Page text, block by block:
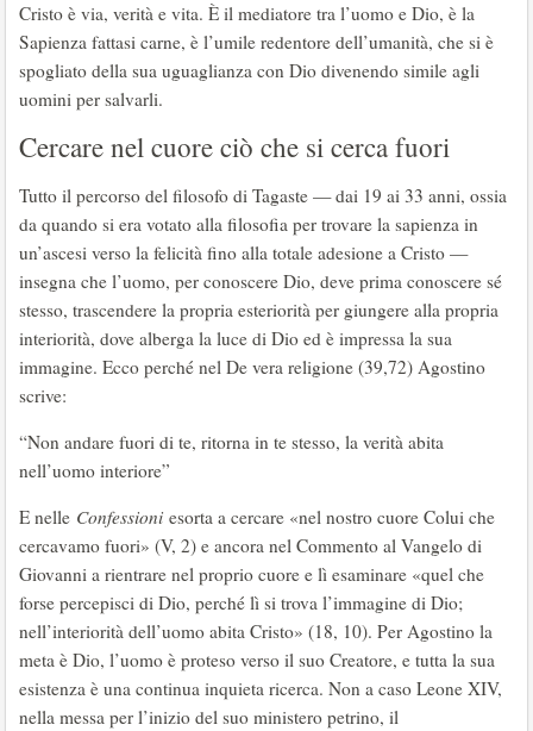
Cristo è via, verità e vita. È il mediatore tra l’uomo e Dio, è la
Sapienza fattasi carne, è l’umile redentore dell’umanità, che si è
spogliato della sua uguaglianza con Dio divenendo simile agli
uomini per salvarli.
Cercare nel cuore ciò che si cerca fuori
Tutto il percorso del filosofo di Tagaste — dai 19 ai 33 anni, ossia
da quando si era votato alla filosofia per trovare la sapienza in
un’ascesi verso la felicità fino alla totale adesione a Cristo —
insegna che l’uomo, per conoscere Dio, deve prima conoscere sé
stesso, trascendere la propria esteriorità per giungere alla propria
interiorità, dove alberga la luce di Dio ed è impressa la sua
immagine. Ecco perché nel De vera religione (39,72) Agostino
scrive:
“Non andare fuori di te, ritorna in te stesso, la verità abita
nell’uomo interiore”
E nelle Confessioni esorta a cercare «nel nostro cuore Colui che
cercavamo fuori» (V, 2) e ancora nel Commento al Vangelo di
Giovanni a rientrare nel proprio cuore e lì esaminare «quel che
forse percepisci di Dio, perché lì si trova l’immagine di Dio;
nell’interiorità dell’uomo abita Cristo» (18, 10). Per Agostino la
meta è Dio, l’uomo è proteso verso il suo Creatore, e tutta la sua
esistenza è una continua inquieta ricerca. Non a caso Leone XIV,
nella messa per l’inizio del suo ministero petrino, il